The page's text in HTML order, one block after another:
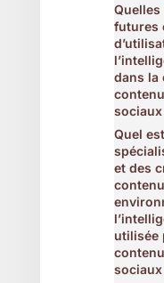
futures
dans la
sociaux
Quel
et des
utilisée
sociaux